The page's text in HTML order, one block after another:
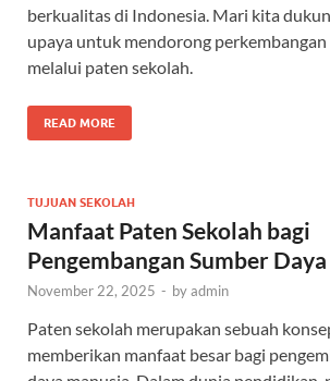
berkualitas di Indonesia. Mari kita
upaya untuk mendorong
melalui paten sekolah.
READ MORE
TUJUAN SEKOLAH
Manfaat Paten Sekolah bagi
Pengembangan Sumber
November 22, 2025 - byadmin
Paten sekolah merupakan sebuah
memberikan manfaat besar bagi